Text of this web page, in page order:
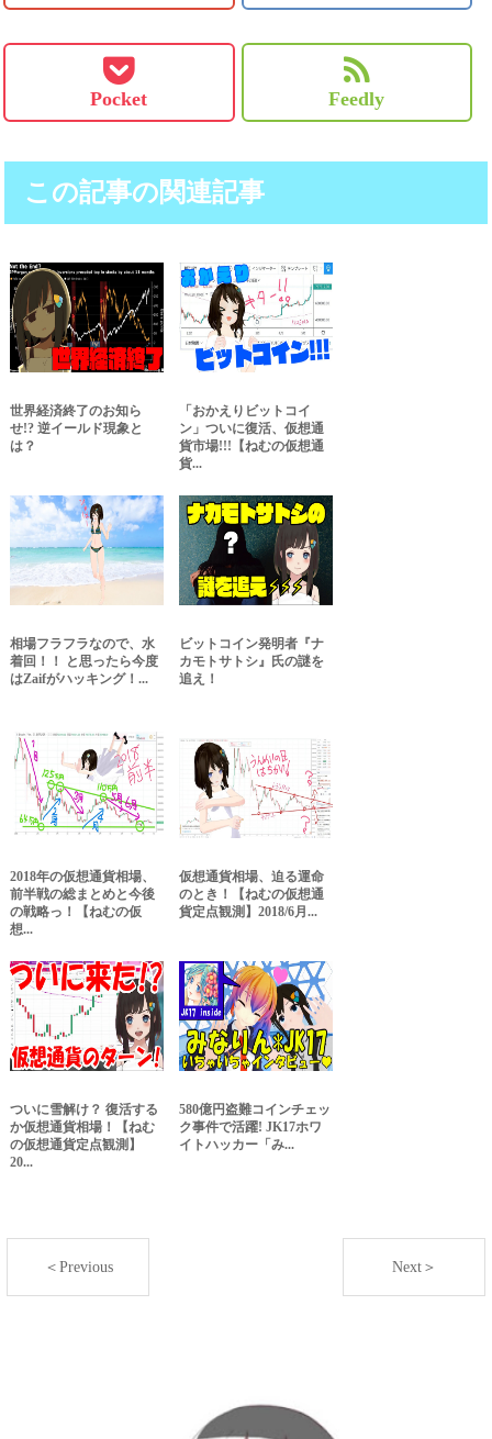
Pocket Feedly
この記事の関連記事
世界経済終了のお知ら
せ!? 逆イールド現象と
は？
「おかえりビットコイ
ン」ついに復活、仮想通
貨市場!!!【ねむの仮想通
貨...
相場フラフラなので、水
着回！！ と思ったら今度
はZaifがハッキング！...
ビットコイン発明者『ナ
カモトサトシ』氏の謎を
追え！
2018年の仮想通貨相場、
前半戦の総まとめと今後
の戦略っ！【ねむの仮
想...
仮想通貨相場、迫る運命
のとき！【ねむの仮想通
貨定点観測】2018/6月...
ついに雪解け？ 復活する
か仮想通貨相場！【ねむ
の仮想通貨定点観測】
20...
580億円盗難コインチェッ
ク事件で活躍! JK17ホワ
イトハッカー「み...
＜Previous Next＞